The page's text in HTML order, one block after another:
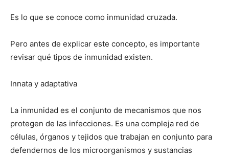
Es lo que se conoce como inmunidad cruzada.
Pero antes de explicar este concepto, es importante
revisar qué tipos de inmunidad existen.
Innata y adaptativa
La inmunidad es el conjunto de mecanismos que nos
protegen de las infecciones. Es una compleja red de
células, órganos y tejidos que trabajan en conjunto para
defendernos de los microorganismos y sustancias